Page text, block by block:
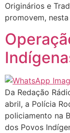
Originários e
promovem,
Da Redação
abril, a Polícia
policiamento na
dos Povos